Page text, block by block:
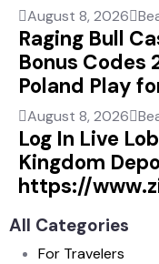
August 8, 2026
Raging Bull
Bonus Codes
Poland Play
August 8, 2026
Log In Live
Kingdom
https://
All Categories
For Travelers